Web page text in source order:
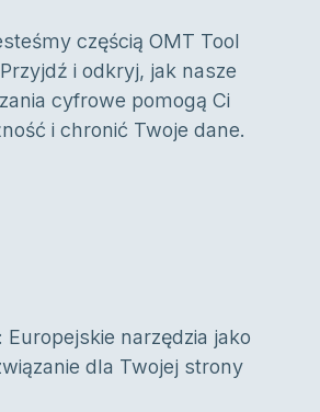
częścią OMT Tool
i odkryj, jak nasze
cyfrowe pomogą Ci
i chronić Twoje dane.
narzędzia jako
dla Twojej strony